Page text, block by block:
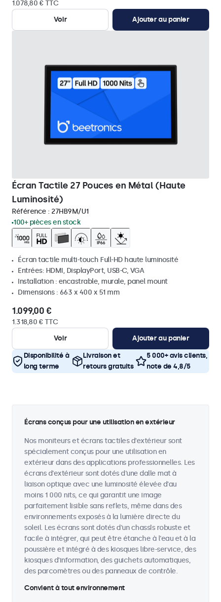
1.078,80 € TTC
Voir
Ajouter au panier
Écran Tactile 27 Pouces en Métal (Haute
Luminosité)
Référence : 27HB9M/U1
100+ pièces en stock
Écran tactile multi-touch Full-HD haute luminosité
Entrées: HDMI, DisplayPort, USB-C, VGA
Installation : encastrable, murale, panel mount
Dimensions : 663 x 400 x 51 mm
1.099,00 €
1.318,80 € TTC
Voir
Ajouter au panier
Disponibilité à
long terme
Livraison et
retours gratuits
5 000+ avis clients,
note de 4,8/5
Écrans conçus pour une utilisation en extérieur
Nos moniteurs et écrans tactiles d'extérieur sont
spécialement conçus pour une utilisation en
extérieur dans des applications professionnelles. Les
écrans d'extérieur sont dotés d'une dalle mat à
liaison optique avec une luminosité élevée d'au
moins 1 000 nits, ce qui garantit une image
parfaitement lisible sans reflets, même dans des
environnements exposés à la lumière directe du
soleil. Les écrans sont dotés d'un chassîs robuste et
facile à intégrer, qui peut être étanche à l'eau et à la
poussière et intégré à des kiosques libre-service, des
kiosques d'information, des guichets automatiques,
des parcomètres ou des panneaux de contrôle.
Convient à tout environnement